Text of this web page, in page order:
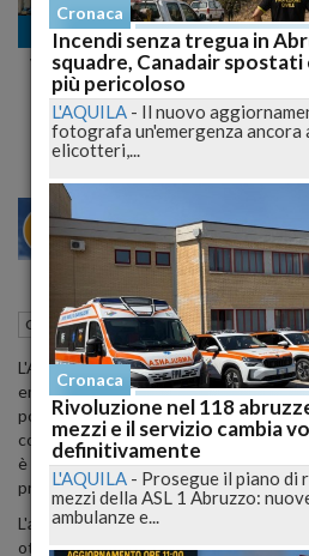
Cronaca
Via Libera dall'Arta per il
della Pista
28
Cronaca Pescara (PE) 27
L'Agenzia regionale per la tutela
emesso un parere favorevole in
potenziamento dell'aeroporto
concernente il prolungamento della
è stato rilasciato dopo un'attenta
prescrizioni ambientali correlate al
L'approvazione di Arta Abruzzo è stata
ottemperanza delle condizioni
Cronaca
Incendi senza tregua in
squadre, Canadair
più pericoloso
L'AQUILA - Il nuovo
fotografa un'emergenza ancora
elicotteri,...
Cronaca
Rivoluzione nel 118
mezzi e il servizio cambia
definitivamente
L'AQUILA - Prosegue il piano di
mezzi della ASL 1 Abruzzo:
ambulanze e...